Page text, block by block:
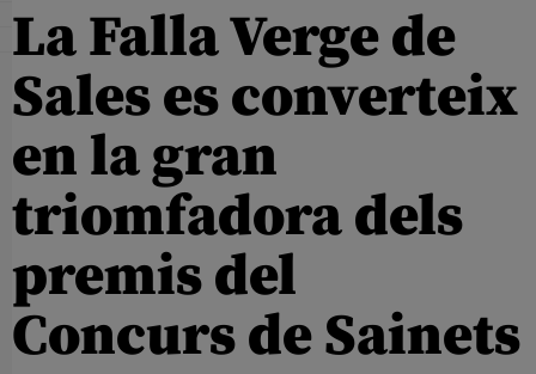
La Falla Verge de
Sales es converteix
en la gran
triomfadora dels
premis del
Concurs de Sainets